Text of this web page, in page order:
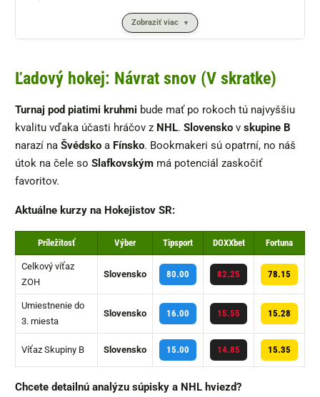
Zobraziť viac
Ľadový hokej: Návrat snov (V skratke)
Turnaj pod piatimi kruhmi bude mať po rokoch tú najvyššiu
kvalitu vďaka účasti hráčov z NHL. Slovensko v skupine B
narazí na Švédsko a Fínsko. Bookmakeri sú opatrní, no náš
útok na čele so Slafkovským má potenciál zaskočiť
favoritov.
Aktuálne kurzy na Hokejistov SR:
Príležitosť Výber Tipsport DOXXbet Fortuna
Celkový víťaz
ZOH
Slovensko 80.00 82.25 78.15
Umiestnenie do
3. miesta
Slovensko 16.00 15.55 15.28
Víťaz Skupiny B Slovensko 15.00 14.85 15.35
Chcete detailnú analýzu súpisky a NHL hviezd?